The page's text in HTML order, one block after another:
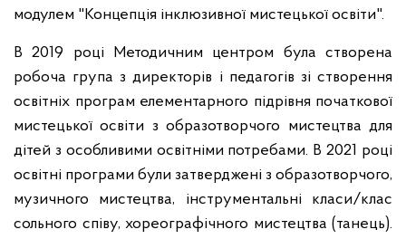
модулем "Концепція інклюзивної мистецької освіти".
В 2019 році Методичним центром була створена
робоча група з директорів і педагогів зі створення
освітніх програм елементарного підрівня початкової
мистецької освіти з образотворчого мистецтва для
дітей з особливими освітніми потребами. В 2021 році
освітні програми були затверджені з образотворчого,
музичного мистецтва, інструментальні класи/клас
сольного співу, хореографічного мистецтва (танець).